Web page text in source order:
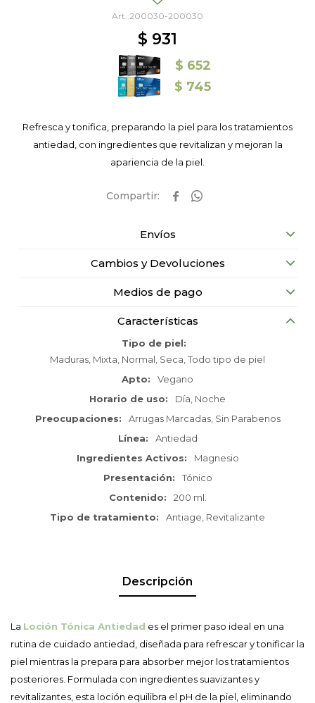
200030-200030
$ 931
$ 652
$ 745
Refresca y tonifica, preparando la piel para los tratamientos
antiedad, con ingredientes que revitalizan y mejoran la
apariencia de la piel.
 
Envíos
Cambios y Devoluciones
Medios de pago
Características
Tipo de piel
Maduras, Mixta, Normal, Seca, Todo tipo de piel
Apto
Vegano
Horario de uso
Día, Noche
Preocupaciones
Arrugas Marcadas, Sin Parabenos
Línea
Antiedad
Ingredientes Activos
Magnesio
Presentación
Tónico
Contenido
200 ml.
Tipo de tratamiento
Antiage, Revitalizante
Descripción
La Loción Tónica Antiedad es el primer paso ideal en una
rutina de cuidado antiedad, diseñada para refrescar y tonificar la
piel mientras la prepara para absorber mejor los tratamientos
posteriores. Formulada con ingredientes suavizantes y
revitalizantes, esta loción equilibra el pH de la piel, eliminando